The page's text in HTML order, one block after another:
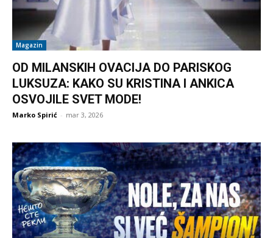
Magazin
OD MILANSKIH OVACIJA DO PARISKOG
LUKSUZA: KAKO SU KRISTINA I ANKICA
OSVOJILE SVET MODE!
Marko Spirić - mar 3, 2026